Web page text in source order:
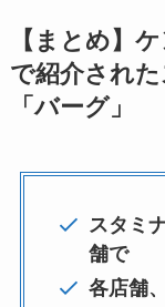
【まとめ】
で紹介され
「バーグ」
スタミ
舗で
各店舗